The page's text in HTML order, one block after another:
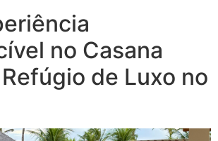
no Casana
de Luxo no